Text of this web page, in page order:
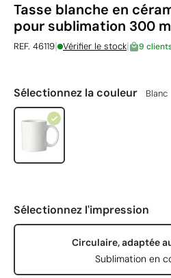
Tasse blanche en
pour sublimation 300
REF. 46119| Vérifier le stock| 9
Sélectionnez la couleur Blanc
Sélectionnez l'impression
Circulaire, adaptée
Sublimation en